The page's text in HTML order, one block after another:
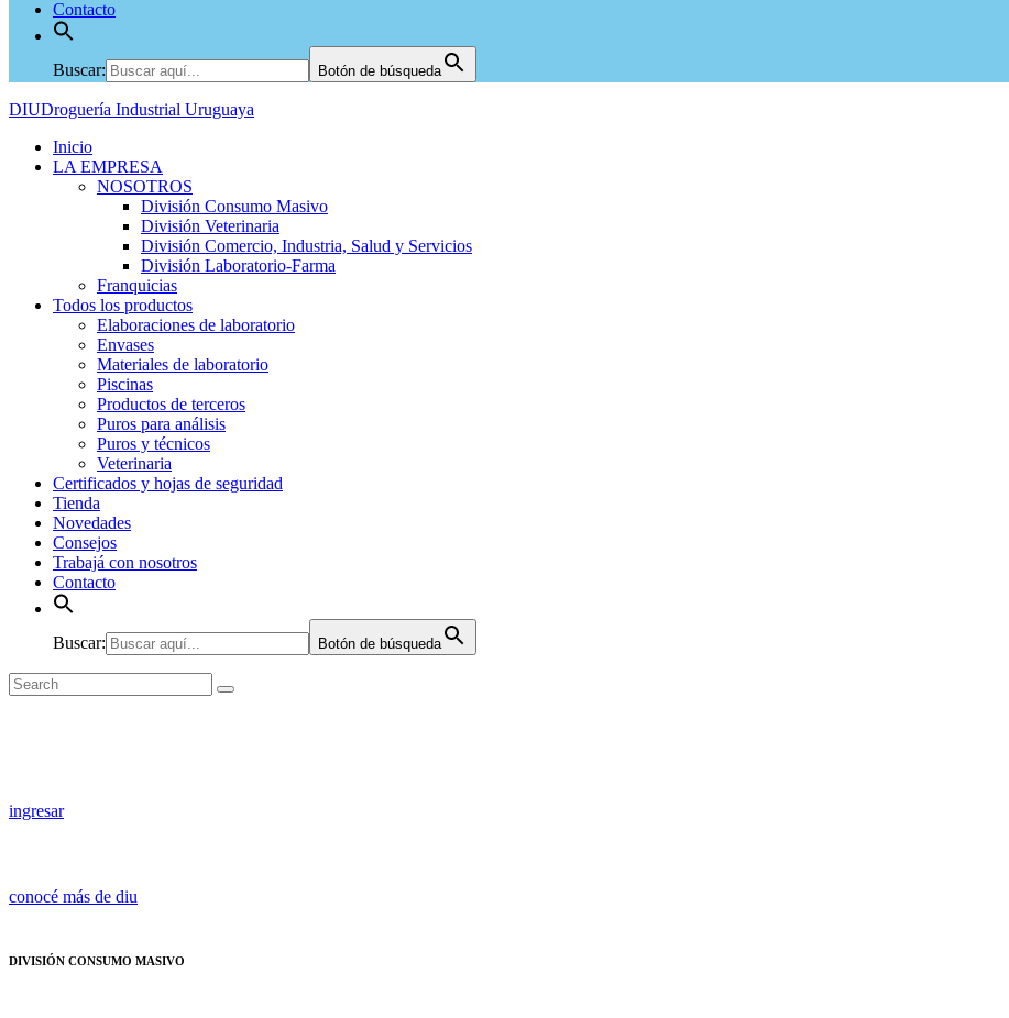
Contacto
Buscar: Botón de búsqueda
DIUDroguería Industrial Uruguaya
Inicio
LA EMPRESA
NOSOTROS
División Consumo Masivo
División Veterinaria
División Comercio, Industria, Salud y Servicios
División Laboratorio-Farma
Franquicias
Todos los productos
Elaboraciones de laboratorio
Envases
Materiales de laboratorio
Piscinas
Productos de terceros
Puros para análisis
Puros y técnicos
Veterinaria
Certificados y hojas de seguridad
Tienda
Novedades
Consejos
Trabajá con nosotros
Contacto
Buscar: Botón de búsqueda
ingresar
conocé más de diu
DIVISIÓN CONSUMO MASIVO